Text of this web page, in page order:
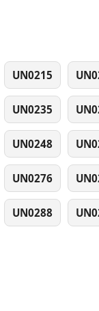
UN0215
UN0235
UN0248
UN0276
UN0288